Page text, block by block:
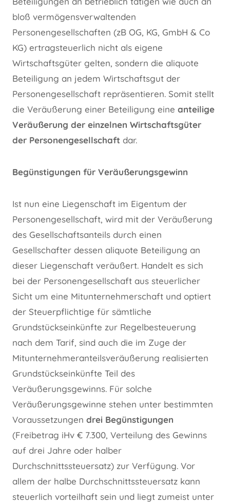
bloß vermögensverwaltenden
Personengesellschaften (zB OG, KG, GmbH & Co
KG) ertragsteuerlich nicht als eigene
Wirtschaftsgüter gelten, sondern die aliquote
Beteiligung an jedem Wirtschaftsgut der
Personengesellschaft repräsentieren. Somit stellt
die Veräußerung einer Beteiligung eine anteilige
Veräußerung der einzelnen Wirtschaftsgüter
der Personengesellschaft dar.
Begünstigungen für Veräußerungsgewinn
Ist nun eine Liegenschaft im Eigentum der
Personengesellschaft, wird mit der Veräußerung
des Gesellschaftsanteils durch einen
Gesellschafter dessen aliquote Beteiligung an
dieser Liegenschaft veräußert. Handelt es sich
bei der Personengesellschaft aus steuerlicher
Sicht um eine Mitunternehmerschaft und optiert
der Steuerpflichtige für sämtliche
Grundstückseinkünfte zur Regelbesteuerung
nach dem Tarif, sind auch die im Zuge der
Mitunternehmeranteilsveräußerung realisierten
Grundstückseinkünfte Teil des
Veräußerungsgewinns. Für solche
Veräußerungsgewinne stehen unter bestimmten
Voraussetzungen drei Begünstigungen
(Freibetrag iHv € 7.300, Verteilung des Gewinns
auf drei Jahre oder halber
Durchschnittssteuersatz) zur Verfügung. Vor
allem der halbe Durchschnittssteuersatz kann
steuerlich vorteilhaft sein und liegt zumeist unter